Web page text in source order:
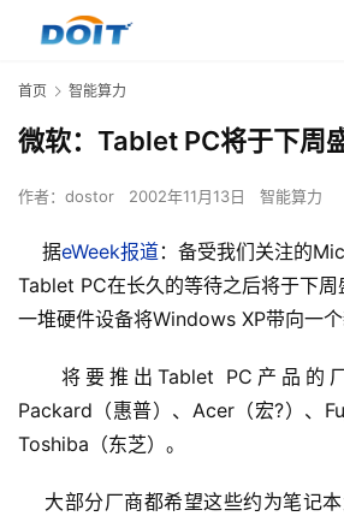
首页 智能算力
微软：Tablet PC将于下周
作者： dostor 2002年11月13日 智能算力
据eWeek报道：备受我们关注的
Tablet PC在长久的等待之后将于下周
一堆硬件设备将Windows XP带向一个
将要推出Tablet PC产品的
Packard（惠普）、Acer（宏?）、
Toshiba（东芝）。
大部分厂商都希望这些约为笔记